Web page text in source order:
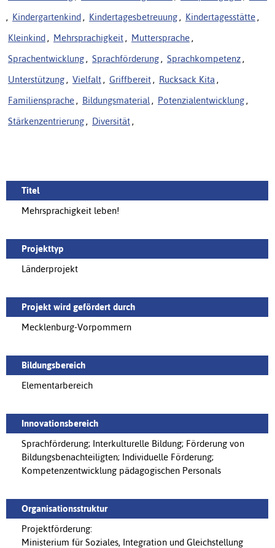
, Kindergartenkind , Kindertagesbetreuung , Kindertagesstätte ,
Kleinkind , Mehrsprachigkeit , Muttersprache ,
Sprachentwicklung , Sprachförderung , Sprachkompetenz ,
Unterstützung , Vielfalt , Griffbereit , Rucksack Kita ,
Familiensprache , Bildungsmaterial , Potenzialentwicklung ,
Stärkenzentrierung , Diversität ,
Titel
Mehrsprachigkeit leben!
Projekttyp
Länderprojekt
Projekt wird gefördert durch
Mecklenburg-Vorpommern
Bildungsbereich
Elementarbereich
Innovationsbereich
Sprachförderung; Interkulturelle Bildung; Förderung von
Bildungsbenachteiligten; Individuelle Förderung;
Kompetenzentwicklung pädagogischen Personals
Organisationsstruktur
Projektförderung:
Ministerium für Soziales, Integration und Gleichstellung